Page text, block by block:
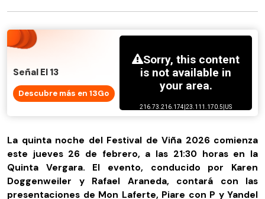
Señal El 13
Descubre más en 13Go
La quinta noche del Festival de Viña 2026 comienza
este jueves 26 de febrero, a las 21:30 horas en la
Quinta Vergara. El evento, conducido por Karen
Doggenweiler y Rafael Araneda, contará con las
presentaciones de Mon Laferte, Piare con P y Yandel